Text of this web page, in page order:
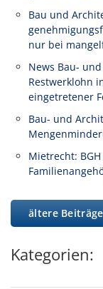
Bau und
nur bei
News Bau-
Restwerklohn
eingetretener
Bau- und
Mietrecht:
ältere Beiträge
Kategorien: